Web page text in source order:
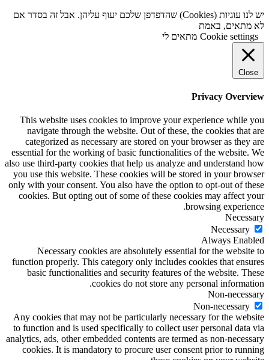
יש לנו עוגיות (Cookies) שהדפדפן שלכם יעוף עליהן. אבל זה בסדר אם
לא מתאים, באמת
Cookie settings מתאים לי
Close
Privacy Overview
This website uses cookies to improve your experience while you
navigate through the website. Out of these, the cookies that are
categorized as necessary are stored on your browser as they are
essential for the working of basic functionalities of the website. We
also use third-party cookies that help us analyze and understand how
you use this website. These cookies will be stored in your browser
only with your consent. You also have the option to opt-out of these
cookies. But opting out of some of these cookies may affect your
browsing experience.
Necessary
Necessary
Always Enabled
Necessary cookies are absolutely essential for the website to
function properly. This category only includes cookies that ensures
basic functionalities and security features of the website. These
cookies do not store any personal information.
Non-necessary
Non-necessary
Any cookies that may not be particularly necessary for the website
to function and is used specifically to collect user personal data via
analytics, ads, other embedded contents are termed as non-necessary
cookies. It is mandatory to procure user consent prior to running